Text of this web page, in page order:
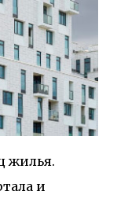
жилья.
и